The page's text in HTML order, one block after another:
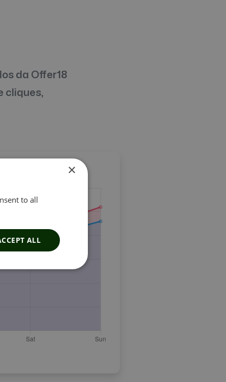
da Offer18
cliques,
×
to all
ALL